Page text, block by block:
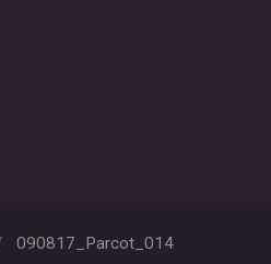
090817_Parcot_014